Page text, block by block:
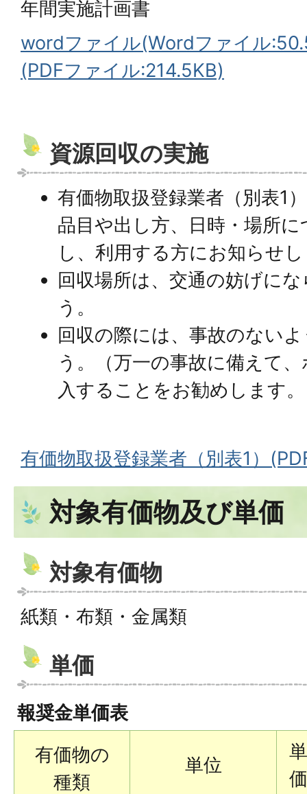
年間実施計画書
wordファイル(Wordファイル
(PDFファイル:214.5KB)
資源回収の実施
有価物取扱登録業者（別表1
品目や出し方、日時・場所
し、利用する方にお知らせ
回収場所は、交通の妨げに
う。
回収の際には、事故のない
う。（万一の事故に備えて
入することをお勧めします
有価物取扱登録業者（別表1）
対象有価物及び単価
対象有価物
紙類・布類・金属類
単価
報奨金単価表
有価物の
種類
単位
単
価